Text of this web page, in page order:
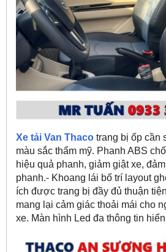
Xe tải Van Thaco trang bị ốp cần
màu sắc thẩm mỹ. Phanh ABS
hiệu quả phanh, giảm giật xe,
phanh.- Khoang lái bố trí layout
ích được trang bị đầy đủ thuận
mang lại cảm giác thoải mái cho
xe. Màn hình Led đa thông tin